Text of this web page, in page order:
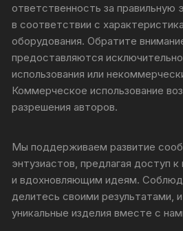
ответственность за правильную
в соответствии с
оборудования. Обратите
предоставляются
использования или
Коммерческое использование
разрешения авторов.
Мы поддерживаем развитие
энтузиастов, предлагая доступ
и вдохновляющим идеям.
делитесь своими результатами,
уникальные изделия вместе с